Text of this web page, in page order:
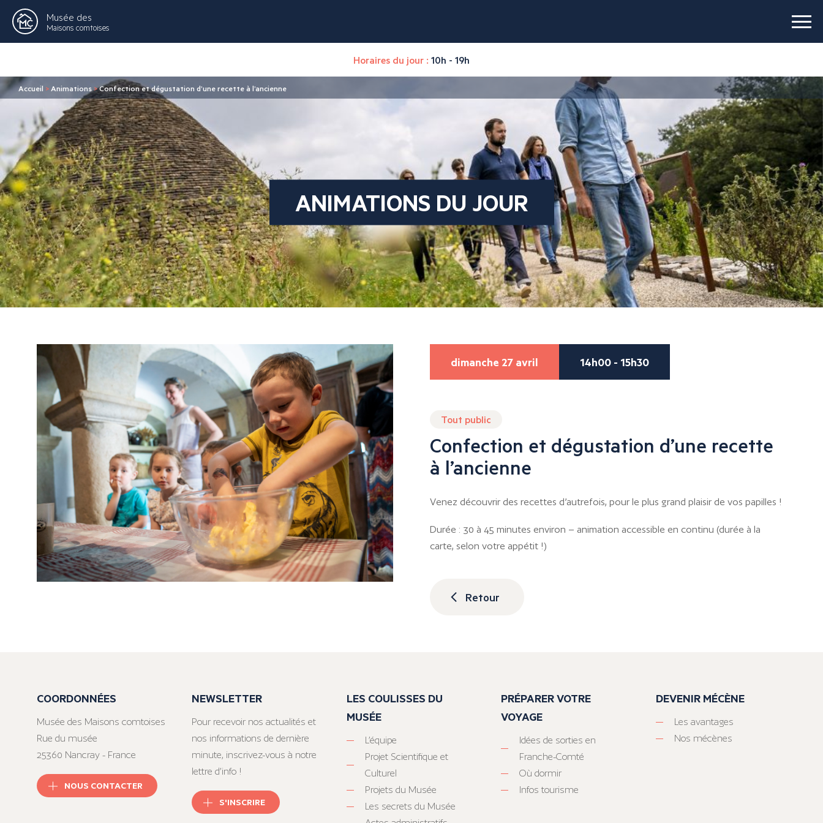
Musée des
Maisons comtoises
Horaires du jour : 10h - 19h
Accueil > Animations>Confection et dégustation d’une recette à l’ancienne
ANIMATIONS DU JOUR
dimanche 27 avril 14h00 - 15h30
Tout public
Confection et dégustation d’une recette
à l’ancienne
Venez découvrir des recettes d’autrefois, pour le plus grand plaisir de vos papilles !
Durée : 30 à 45 minutes environ – animation accessible en continu (durée à la
carte, selon votre appétit !)
Retour
COORDONNÉES
Musée des Maisons comtoises
Rue du musée
25360 Nancray - France
NOUS CONTACTER
NEWSLETTER
Pour recevoir nos actualités et
nos informations de dernière
minute, inscrivez-vous à notre
lettre d’info !
S'INSCRIRE
LES COULISSES DU
MUSÉE
L’équipe
Projet Scientifique et
Culturel
Projets du Musée
Les secrets du Musée
PRÉPARER VOTRE
VOYAGE
Idées de sorties en
Franche-Comté
Où dormir
Infos tourisme
DEVENIR MÉCÈNE
Les avantages
Nos mécènes